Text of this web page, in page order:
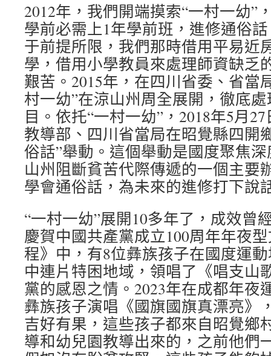
2012年，我們開端摸索“一村一幼”
學前必需上1年學前班，進修通俗
于前提所限，我們那時借用平易近
學，借用小學教員來處理師資缺乏
艱苦。2015年，在四川省委、省當
村一幼”在涼山州周全展開，徹底
目。依托“一村一幼”，2018年5月
教導部、四川省當局在昭覺縣四開
俗話”舉動。這個舉動是國度聚焦
山州阻斷貧苦代際傳遞的一個主要
學會通俗話，為未來的進修打下說
“一村一幼”展開10多年了，成效曾
慶賀中國共產黨成立100周年年夜
程》中，有8位彝族孩子在國度運
中連片特困地域，領唱了《唱支山
黨的感恩之情。2023年在成都年夜
彝族孩子演唱《國旗國旗真漂亮》
吉好有果，這些孩子都來自昭覺鄉
導和幼兒園教導出來的，之前他們